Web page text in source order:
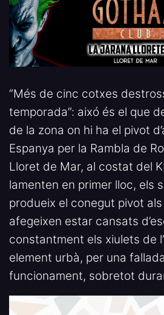
“Més de cinc cotxes
temporada”: aixó és el que
de la zona on hi ha el pivot
Espanya per la Rambla de
Lloret de Mar, al costat del
lamenten en primer lloc, els
produeix el conegut pivot
afegeixen estar cansats
constantment els xiulets de
element urbà, per una
funcionament, sobretot